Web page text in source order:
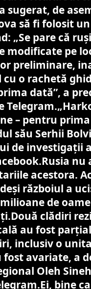
sugerat, de
să fi folosit
„Se pare că
modificate pe
preliminare,
o rachetă
dată”, a
– pentru
său Serhii
de investigaţii
acestora.
războiul a
de
clădiri
au fost
inclusiv o
avariate, a
Oleh
bine